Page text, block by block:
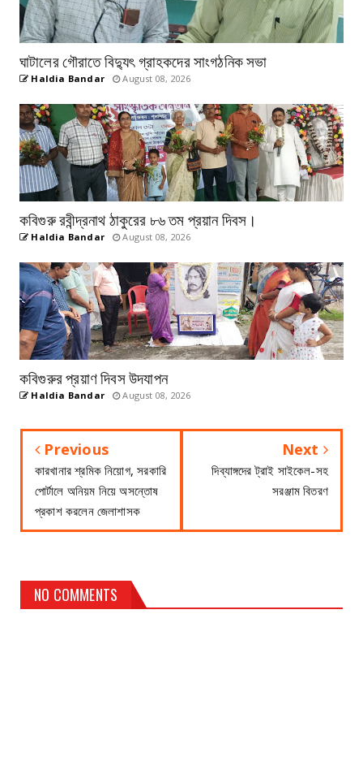
ঘাটালের গৌরাতে বিদ্যুৎ গ্রাহকদের সাংগঠনিক সভা
Haldia Bandar August 08, 2026
কবিগুরু রবীন্দ্রনাথ ঠাকুরের ৮৬ তম প্রয়ান দিবস।
Haldia Bandar August 08, 2026
কবিগুরুর প্রয়াণ দিবস উদযাপন
Haldia Bandar August 08, 2026
Previous
কারখানার শ্রমিক নিয়োগ, সরকারি
পোর্টালে অনিয়ম নিয়ে অসন্তোষ
প্রকাশ করলেন জেলাশাসক
Next
দিব্যাঙ্গদের ট্রাই সাইকেল-সহ
সরঞ্জাম বিতরণ
NO COMMENTS